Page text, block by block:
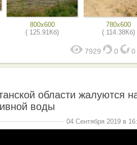
800x600
( 125.91Кб)
780x600
( 114.38Кб)
7929 0 0
области жалуются
воды
04 Сентября 2019 в